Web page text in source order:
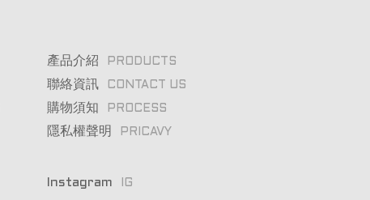
產品介紹 PRODUCTS
聯絡資訊 CONTACT US
購物須知 PROCESS
隱私權聲明 PRICAVY
Instagram IG